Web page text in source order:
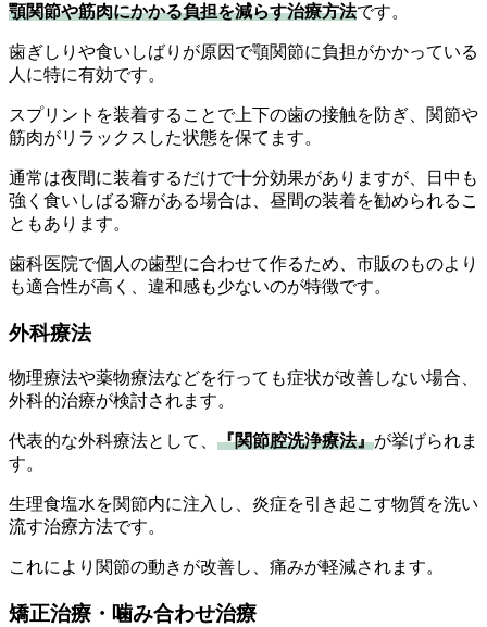
顎関節や筋肉にかかる負担を減らす治療方法です。
歯ぎしりや食いしばりが原因で顎関節に負担がかかっている
人に特に有効です。
スプリントを装着することで上下の歯の接触を防ぎ、関節や
筋肉がリラックスした状態を保てます。
通常は夜間に装着するだけで十分効果がありますが、日中も
強く食いしばる癖がある場合は、昼間の装着を勧められるこ
ともあります。
歯科医院で個人の歯型に合わせて作るため、市販のものより
も適合性が高く、違和感も少ないのが特徴です。
外科療法
物理療法や薬物療法などを行っても症状が改善しない場合、
外科的治療が検討されます。
代表的な外科療法として、 『関節腔洗浄療法』が挙げられま
す。
生理食塩水を関節内に注入し、炎症を引き起こす物質を洗い
流す治療方法です。
これにより関節の動きが改善し、痛みが軽減されます。
矯正治療・噛み合わせ治療